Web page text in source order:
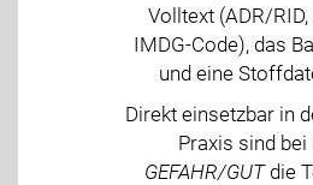
Volltext (ADR/
IMDG-Code), das
und eine
Direkt einsetzbar in
Praxis sind bei
GEFAHR/GUTdie